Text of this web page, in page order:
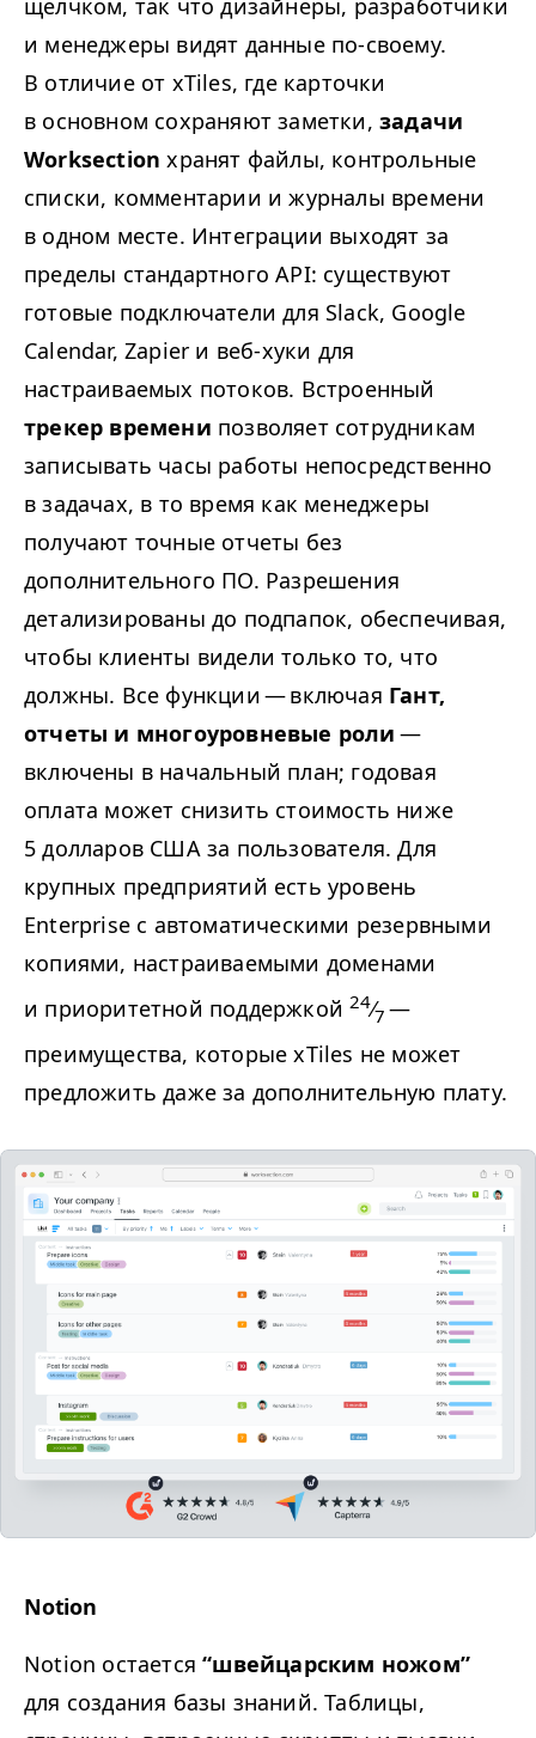
щелчком, так что дизайнеры, разработчики
и менеджеры видят данные по-своему.
В отличие от xTiles, где карточки
в основном сохраняют заметки, задачи
Worksection хранят файлы, контрольные
списки, комментарии и журналы времени
в одном месте. Интеграции выходят за
пределы стандартногоAPI: существуют
готовые подключатели для Slack, Google
Calendar, Zapier и веб-хуки для
настраиваемых потоков. Встроенный
трекер времени позволяет сотрудникам
записывать часы работы непосредственно
в задачах, в то время как менеджеры
получают точные отчеты без
дополнительного ПО. Разрешения
детализированы до подпапок, обеспечивая,
чтобы клиенты видели только то, что
должны. Все функции — включая Гант,
отчеты и многоуровневые роли —
включены в начальный план; годовая
оплата может снизить стоимость ниже
5 долларов США за пользователя. Для
крупных предприятий есть уровень
Enterprise с автоматическими резервными
копиями, настраиваемыми доменами
и приоритетной поддержкой24⁄7 —
преимущества, которые xTiles не может
предложить даже за дополнительную плату.
Notion
Notion остается“швейцарским ножом”
для создания базы знаний. Таблицы,